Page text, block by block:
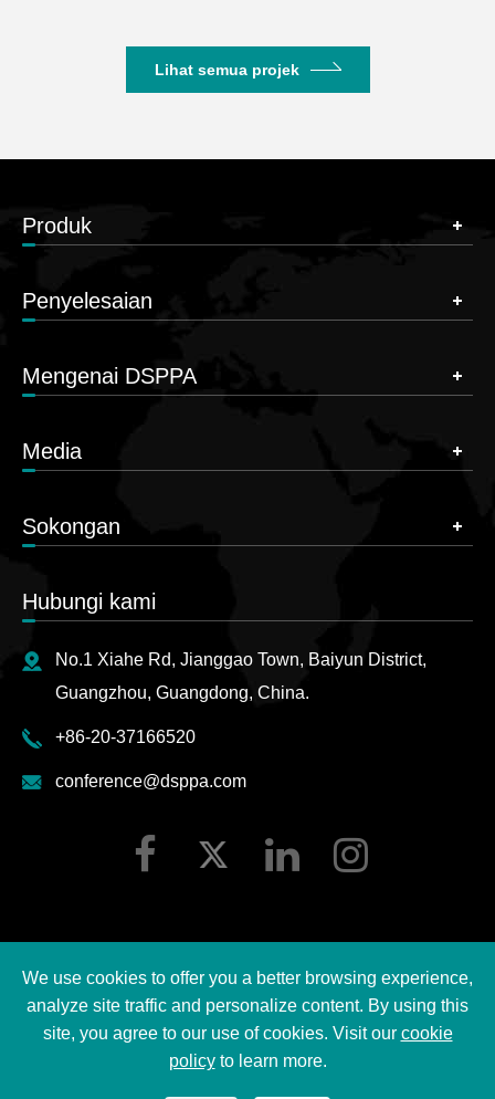
Lihat semua projek
Produk
Penyelesaian
Mengenai DSPPA
Media
Sokongan
Hubungi kami
No.1 Xiahe Rd, Jianggao Town, Baiyun District,
Guangzhou, Guangdong, China.
+86-20-37166520
conference@dsppa.com
Hak cipta ©
2026 Guangzhou DSPPA Audio Co., Ltd.
Semua hak cipta terpelihara.
Sitemap
| Dasar privasi DSPPA
We use cookies to offer you a better browsing experience,
analyze site traffic and personalize content. By using this
site, you agree to our use of cookies. Visit our cookie
policyto learn more.